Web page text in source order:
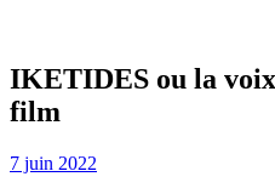
IKETIDES ou la voix
film
7 juin 2022